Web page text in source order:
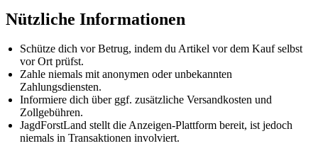
Nützliche Informationen
Schütze dich vor Betrug, indem du Artikel vor dem Kauf selbst
vor Ort prüfst.
Zahle niemals mit anonymen oder unbekannten
Zahlungsdiensten.
Informiere dich über ggf. zusätzliche Versandkosten und
Zollgebühren.
JagdForstLand stellt die Anzeigen-Plattform bereit, ist jedoch
niemals in Transaktionen involviert.